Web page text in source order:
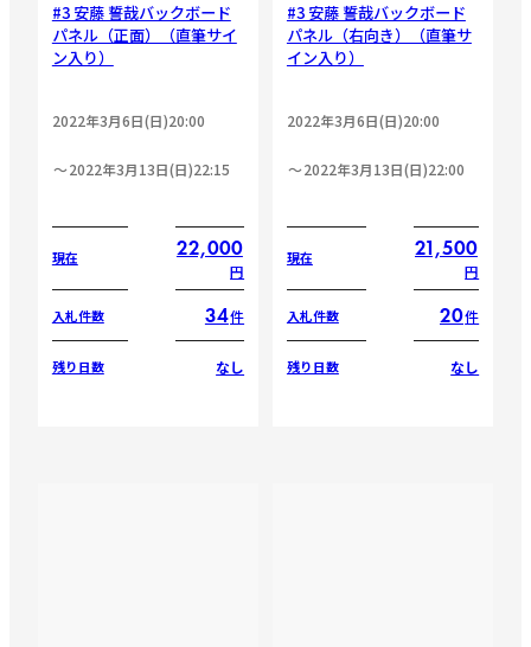
#3 安藤 誓哉バックボード
パネル（正面）（直筆サイ
ン入り）
2022年3月6日(日)20:00
2022年3月13日(日)22:15
現在 22,000
円
入札件数 34件
残り日数 なし
#3 安藤 誓哉バックボード
パネル（右向き）（直筆サ
イン入り）
2022年3月6日(日)20:00
2022年3月13日(日)22:00
現在 21,500
円
入札件数 20件
残り日数 なし